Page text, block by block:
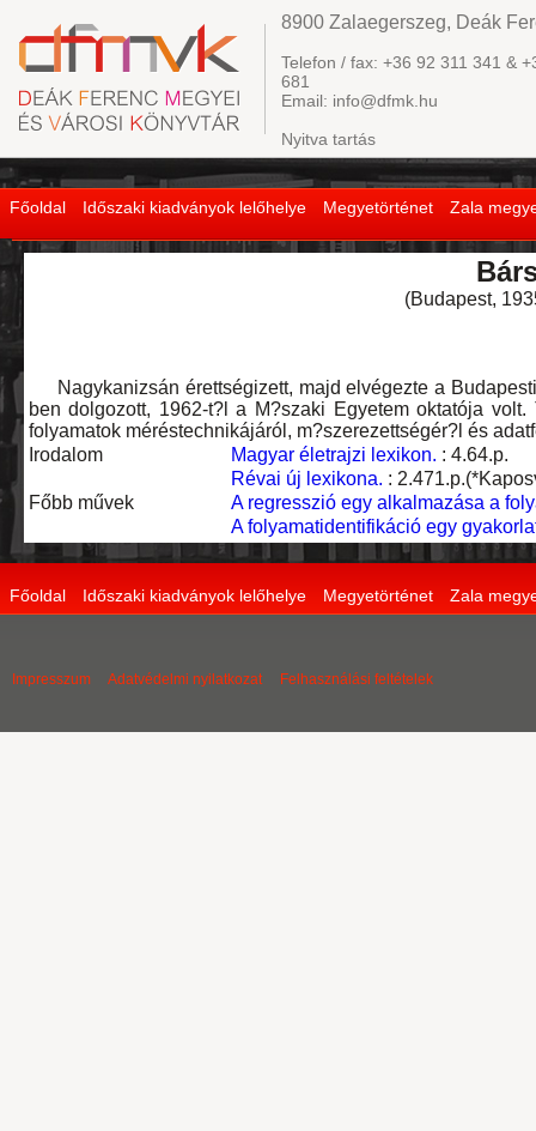
Főoldal Időszaki kiadványok lelőhelye Megyetörténet Zala
8900 Zalaegerszeg, Deák
Telefon / fax: +36 92 311 341 &
681
Email: info@dfmk.hu
Nyitva tartás
(Budapest,
Nagykanizsán érettségizett, majd elvégezte a
ben dolgozott, 1962-t?l a M?szaki Egyetem oktatója
folyamatok méréstechnikájáról, m?szerezettségér?l és
Irodalom
Magyar életrajzi lexikon. : 4.64.p.
Révai új lexikona. :
Főbb művek
A regresszió egy alkalmazása a
A folyamatidentifikáció egy
Főoldal Időszaki kiadványok lelőhelye Megyetörténet Zala
Impresszum Adatvédelmi nyilatkozat Felhasználási feltételek